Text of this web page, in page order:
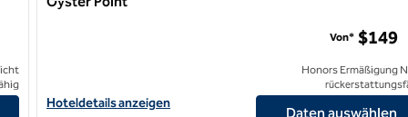
Hoteldetails für Embassy Suites by Hilton San Francisco Airport
Hoteldetails anzeigen
Von* $149
Honors Ermäßigung
Daten auswählen